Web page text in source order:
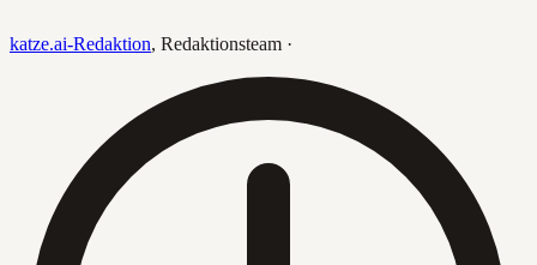
katze.ai-Redaktion, Redaktionsteam ·